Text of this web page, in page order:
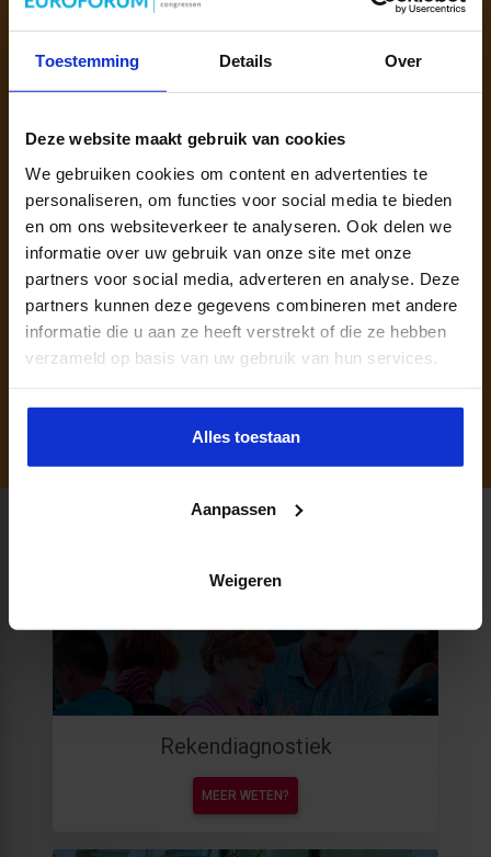
Toestemming Details Over
Deze website maakt gebruik van cookies
We gebruiken cookies om content en advertenties te
personaliseren, om functies voor social media te bieden
en om ons websiteverkeer te analyseren. Ook delen we
informatie over uw gebruik van onze site met onze
partners voor social media, adverteren en analyse. Deze
partners kunnen deze gegevens combineren met andere
informatie die u aan ze heeft verstrekt of die ze hebben
verzameld op basis van uw gebruik van hun services.
Alles toestaan
Aanpassen
Weigeren
Persoonlijk opleidingsadvies nodig?
Wil je meer inhoudelijke informatie?
Neem vrijblijvend contact op met mij.
Rekendiagnostiek
MEER WETEN?